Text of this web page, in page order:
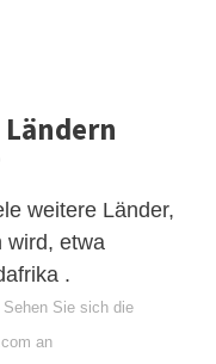
weitere Länder,
wird, etwa
.
Sehen Sie sich die
an